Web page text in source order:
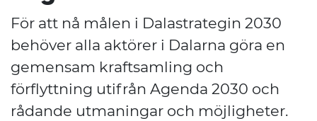
För att nå målen i Dalastrategin 2030
behöver alla aktörer i Dalarna göra en
gemensam kraftsamling och
förflyttning utifrån Agenda 2030 och
rådande utmaningar och möjligheter.